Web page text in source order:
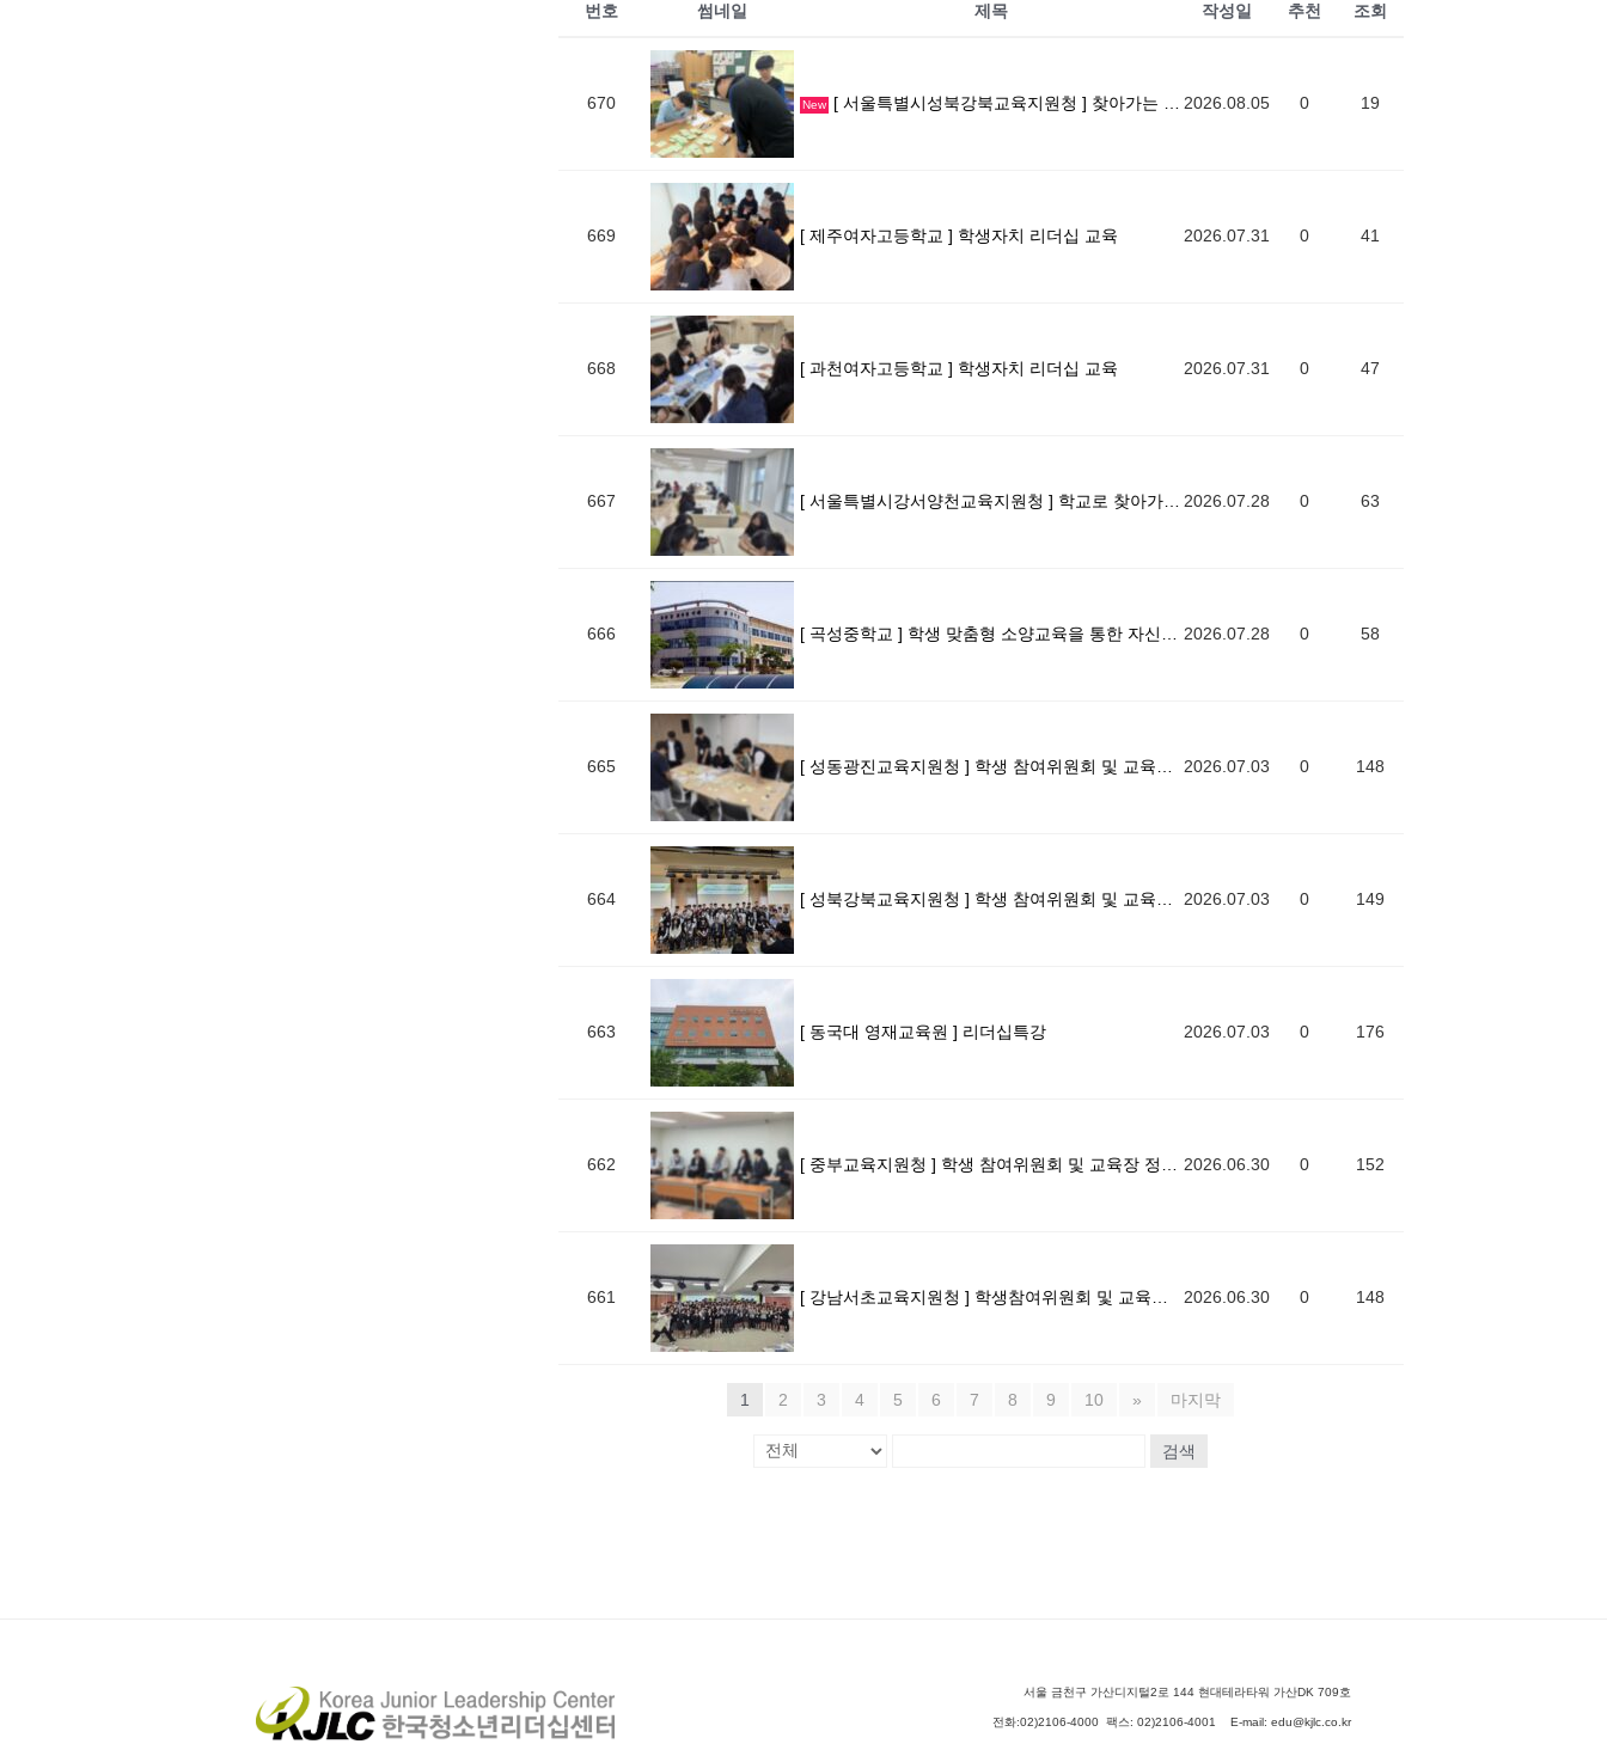
번호 썸네일 제목 작성일 추천 조회
670 New[ 서울특별시성북강북교육지원청 ] 찾아가는 학생임원 리더십 역량강화 프로그램 2026.08.05 0 19
669 [ 제주여자고등학교 ] 학생자치 리더십 교육 2026.07.31 0 41
668 [ 과천여자고등학교 ] 학생자치 리더십 교육 2026.07.31 0 47
667 [ 서울특별시강서양천교육지원청 ] 학교로 찾아가는 학생자치 프로그램 2026.07.28 0 63
666 2026.07.28 0 58
665 2026.07.03 0 148
664 2026.07.03 0 149
663 [ 동국대 영재교육원 ] 리더십특강 2026.07.03 0 176
662 2026.06.30 0 152
661 2026.06.30 0 148
1 2 3 4 5 6 7 8 9 10 » 마지막
검색
서울 금천구 가산디지털2로 144 현대테라타워 가산DK 709호
전화:02)2106-4000 팩스: 02)2106-4001 E-mail: edu@kjlc.co.kr